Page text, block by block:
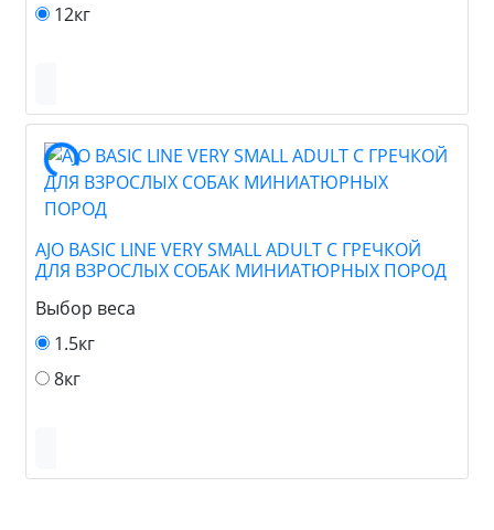
12кг
AJO BASIC LINE VERY SMALL ADULT С ГРЕЧКОЙ
ДЛЯ ВЗРОСЛЫХ СОБАК МИНИАТЮРНЫХ ПОРОД
Выбор веса
1.5кг
8кг